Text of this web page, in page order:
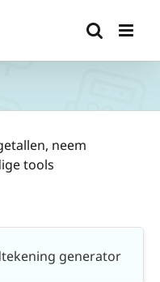
neem
tools
generator